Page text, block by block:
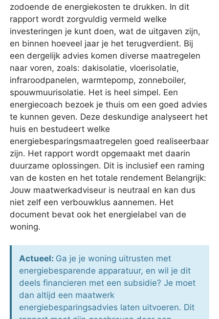
zodoende de energiekosten te drukken. In dit
rapport wordt zorgvuldig vermeld welke
investeringen je kunt doen, wat de uitgaven zijn,
en binnen hoeveel jaar je het terugverdient. Bij
een dergelijk advies komen diverse maatregelen
naar voren, zoals: dakisolatie, vloerisolatie,
infraroodpanelen, warmtepomp, zonneboiler,
spouwmuurisolatie. Het is heel simpel. Een
energiecoach bezoek je thuis om een goed advies
te kunnen geven. Deze deskundige analyseert het
huis en bestudeert welke
energiebesparingsmaatregelen goed realiseerbaar
zijn. Het rapport wordt opgemaakt met daarin
duurzame oplossingen. Dit is inclusief een raming
van de kosten en het totale rendement Belangrijk:
Jouw maatwerkadviseur is neutraal en kan dus
niet zelf een verbouwklus aannemen. Het
document bevat ook het energielabel van de
woning.
Actueel: Ga je je woning uitrusten met
energiebesparende apparatuur, en wil je dit
deels financieren met een subsidie? Je moet
dan altijd een maatwerk
energiebesparingsadvies laten uitvoeren. Dit